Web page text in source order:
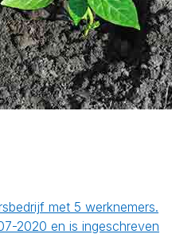
met 5 werknemers.
2020 en is ingeschreven